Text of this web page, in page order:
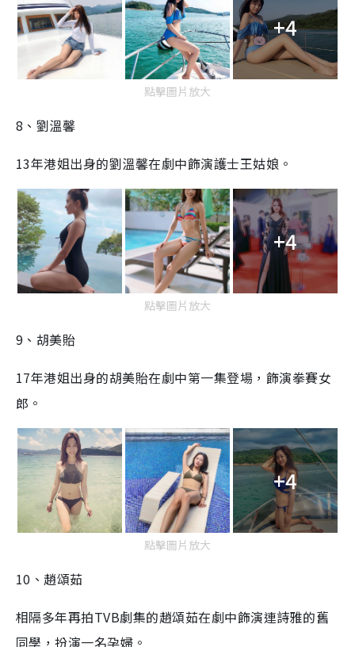
+4
點擊圖片放大
8、劉溫馨
13年港姐出身的劉溫馨在劇中飾演護士王姑娘。
+4
點擊圖片放大
9、胡美貽
17年港姐出身的胡美貽在劇中第一集登場，飾演拳賽女
郎。
+4
點擊圖片放大
10、趙頌茹
相隔多年再拍TVB劇集的趙頌茹在劇中飾演連詩雅的舊
同學，扮演一名孕婦。